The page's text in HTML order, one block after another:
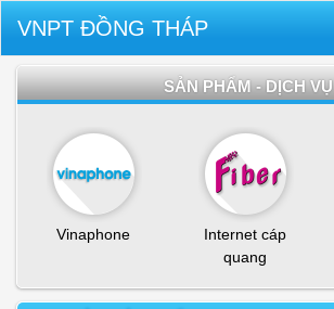
VNPT ĐỒNG THÁP
SẢN PHẨM - DỊCH VỤ
Vinaphone
Internet cáp
quang